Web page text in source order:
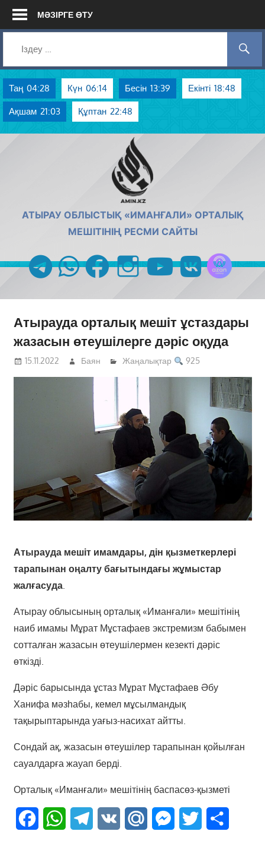
Skip
МӘЗІРГЕ ӨТУ
Таң 04:28 Күн 06:14 Бесін 13:39 Екінті 18:48
Ақшам 21:03 Құптан 22:48
АТЫРАУ ОБЛЫСТЫҚ «ИМАНҒАЛИ» ОРТАЛЫҚ
МЕШІТІНІҢ РЕСМИ САЙТЫ
telegramwhatsappfacebookinstagramyoutubevk
Атырауда орталық мешіт ұстаздары
жазасын өтеушілерге дәріс оқуда
15.11.2022 Баян Жаңалықтар 925
Атырауда мешіт имамдары, дін қызметкерлері
тарапынан оңалту бағытындағы жұмыстар
жалғасуда.
Атырау облысының орталық «Иманғали» мешітінің
наиб имамы Мұрат Мұстафаев экстремизм бабымен
сотталған жазасын өтеушілермен кезекті дәріс
өткізді.
Дәріс барысында ұстаз Мұрат Мұстафаев Әбу
Ханифа мәзһабы, кемел мұсылмандық
тақырыптарында уағыз-насихат айтты.
Сондай ақ, жазасын өтеушілер тарапынан қойылған
сауалдарға жауап берді.
Орталық «Иманғали» мешітінің баспасөз-қызметі
FacebookWhatsAppTelegram
VK Mail.Ru Messenger
Twitter